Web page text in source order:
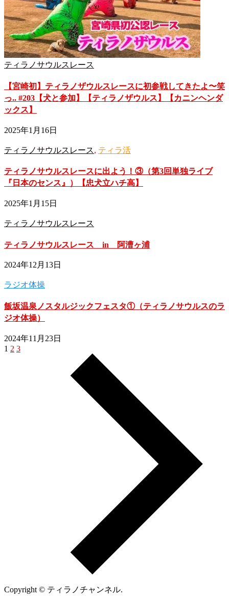
ティラノサウルスレース
【宮崎初】ティラノザウルスレースに初参戦してきたよ〜笑
っ.. #203【犬と参加】【ティラノザウルス】【カニンヘンダ
ックス】
2025年1月16日
ティラノサウルスレース, ティラ活
ティラノサウルスレースに出よう！③（第3回単独ライブ
『日本のセンス』）【忠犬立ハチ高】
2025年1月15日
ティラノサウルスレース
ティラノサウルスレース in 阿漕ヶ浦
2024年12月13日
ラジオ体操
飯坂温泉ノスタルジックフェスタ①（ティラノサウルスのラ
ジオ体操）
2024年11月23日
1 2 3
Copyright © ティラノチャンネル.